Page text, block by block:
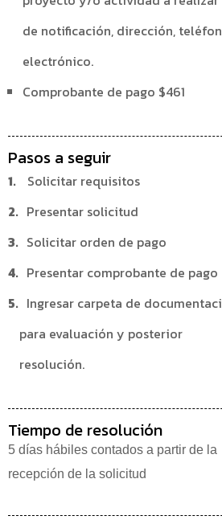
de notificación, dirección,
electrónico.
Comprobante de pago $461
Pasos a seguir
Solicitar requisitos
Presentar solicitud
Solicitar orden de pago
Presentar comprobante de pago
Ingresar carpeta de
para evaluación y posterior
resolución.
Tiempo de resolución
5 días hábiles contados a partir de la
recepción de la solicitud